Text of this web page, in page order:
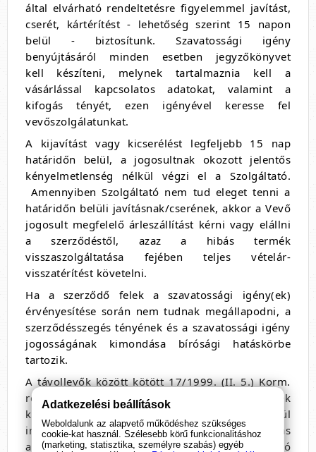
által elvárható rendeltetésre figyelemmel javítást,
cserét, kártérítést - lehetőség szerint 15 napon
belül - biztosítunk. Szavatossági igény
benyújtásáról minden esetben jegyzőkönyvet
kell készíteni, melynek tartalmaznia kell a
vásárlással kapcsolatos adatokat, valamint a
kifogás tényét, ezen igényével keresse fel
vevőszolgálatunkat.
A kijavítást vagy kicserélést legfeljebb 15 nap
határidőn belül, a jogosultnak okozott jelentős
kényelmetlenség nélkül végzi el a Szolgáltató.
Amennyiben Szolgáltató nem tud eleget tenni a
határidőn belüli javításnak/cserének, akkor a Vevő
jogosult megfelelő árleszállítást kérni vagy elállni
a szerződéstől, azaz a hibás termék
visszaszolgáltatása fejében teljes vételár-
visszatérítést követelni.
Ha a szerződő felek a szavatossági igény(ek)
érvényesítése során nem tudnak megállapodni, a
szerződésszegés tényének és a szavatossági igény
jogosságának kimondása bírósági hatáskörbe
tartozik.
A távollevők között kötött 17/1999. (II. 5.) Korm.
rendelet 4. § - a alapján a Vevő a termék
kézhezvételétől számított nyolc munkanapon belül
indokolás nélkül elállhat a vásárlástól. Az elállás
abban az esetben is érvényes, ha az arra irányuló
Adatkezelési beállítások
Weboldalunk az alapvető működéshez szükséges
cookie-kat használ. Szélesebb körű funkcionalitáshoz
(marketing, statisztika, személyre szabás) egyéb